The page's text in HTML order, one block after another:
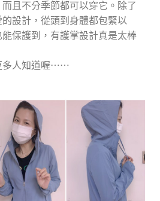
且不分季節都可以穿它。除了
設計，從頭到身體都包緊以
保護到，有護掌設計真是太棒
多人知道喔⋯⋯